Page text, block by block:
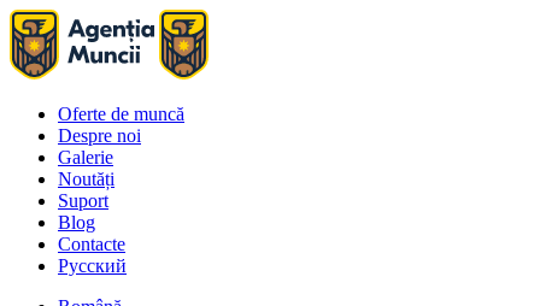
Oferte de muncă
Despre noi
Galerie
Noutăți
Suport
Blog
Contacte
Русский